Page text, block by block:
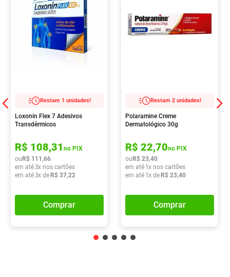
Restam 1 unidades!
Loxonin Flex 7 Adesivos
Transdérmicos
R$ 108,31 no PIX
ou R$ 111 ,66
em até3x nos cartões
em até3x de R$ 37,22
Comprar
Restam 2 unidades!
Polaramine Creme
Dermatológico 30g
R$ 22,70no PIX
ou R$ 23,40
em até 1x nos cartões
em até 1x de R$ 23,40
Comprar